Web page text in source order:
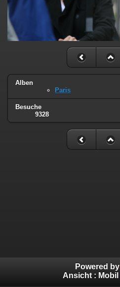
Alben
Paris
Besuche
9328
Powered by
Ansicht : Mobil